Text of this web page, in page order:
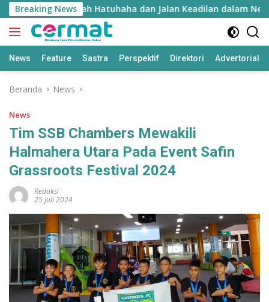
Langsung
ke
konten
Breaking News
Inyie: Falsafah Hatuhaha dan Jalan Keadilan dalam Negara
News Feature Sastra Perspektif Direktori Advertorial
Beranda News
News
Tim SSB Chambers Mewakili
Halmahera Utara Pada Event Safin
Grassroots Festival 2024
Redaksi
25 Juli 2024